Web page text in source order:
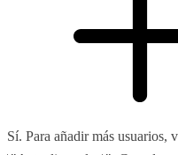
Sí. Para añadir más usuarios,